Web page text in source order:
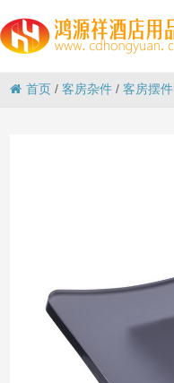
首页 /客房杂件 /客房摆件